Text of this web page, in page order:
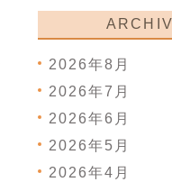
2026年8月
2026年7月
2026年6月
2026年5月
2026年4月